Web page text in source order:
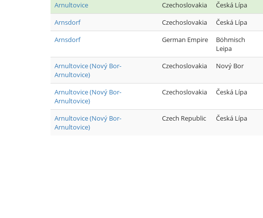
Arnultovice
Czechoslovakia Česká Lípa
Arnsdorf
Czechoslovakia Česká Lípa
Arnsdorf
German Empire
Böhmisch
Leipa
Arnultovice (Nový Bor-
Arnultovice)
Czechoslovakia Nový Bor
Arnultovice (Nový Bor-
Arnultovice)
Czechoslovakia Česká Lípa
Arnultovice (Nový Bor-
Arnultovice)
Czech Republic Česká Lípa